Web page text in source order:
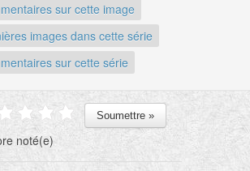
sur cette image
images dans cette série
sur cette série
noté(e)